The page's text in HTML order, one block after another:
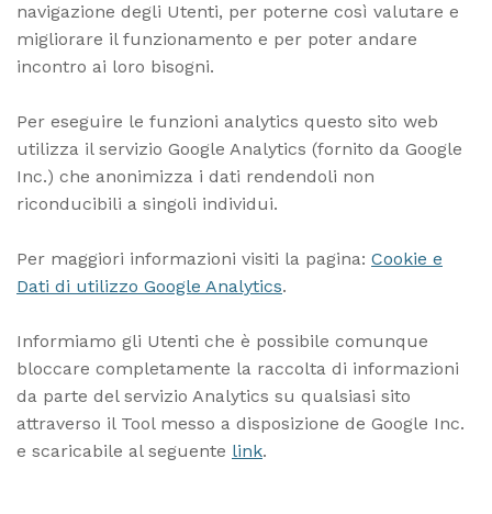
navigazione degli Utenti, per poterne così valutare e
migliorare il funzionamento e per poter andare
incontro ai loro bisogni.
Per eseguire le funzioni analytics questo sito web
utilizza il servizio Google Analytics (fornito da Google
Inc.) che anonimizza i dati rendendoli non
riconducibili a singoli individui.
Per maggiori informazioni visiti la pagina: Cookie e
Dati di utilizzo Google Analytics.
Informiamo gli Utenti che è possibile comunque
bloccare completamente la raccolta di informazioni
da parte del servizio Analytics su qualsiasi sito
attraverso il Tool messo a disposizione de Google Inc.
e scaricabile al seguente link.